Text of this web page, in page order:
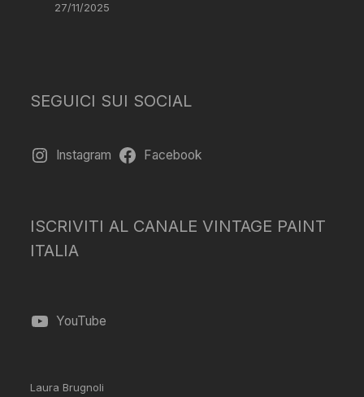
27/11/2025
SEGUICI SUI SOCIAL
Instagram Facebook
ISCRIVITI AL CANALE VINTAGE PAINT
ITALIA
YouTube
Laura Brugnoli